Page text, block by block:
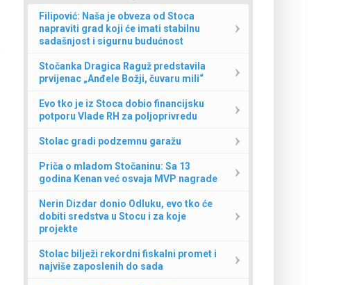
Filipović: Naša je obveza od Stoca
napraviti grad koji će imati stabilnu
sadašnjost i sigurnu budućnost
Stočanka Dragica Raguž predstavila
prvijenac „Anđele Božji, čuvaru mili“
Evo tko je iz Stoca dobio financijsku
potporu Vlade RH za poljoprivredu
Stolac gradi podzemnu garažu
Priča o mladom Stočaninu: Sa 13
godina Kenan već osvaja MVP nagrade
Nerin Dizdar donio Odluku, evo tko će
dobiti sredstva u Stocu i za koje
projekte
Stolac bilježi rekordni fiskalni promet i
najviše zaposlenih do sada